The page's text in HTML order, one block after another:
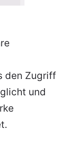
den Zugriff
und